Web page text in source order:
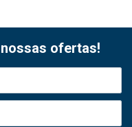
ofertas!